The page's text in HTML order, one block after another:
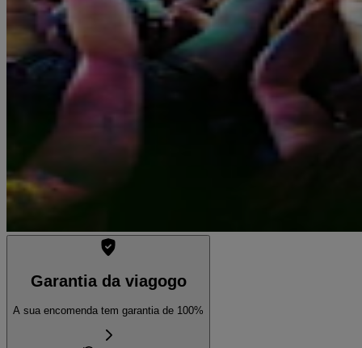
Garantia da viagogo
A sua encomenda tem garantia de 100%